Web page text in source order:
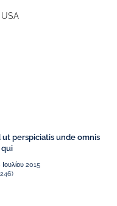
ut perspiciatis unde omnis
qui
Ιουλίου 2015